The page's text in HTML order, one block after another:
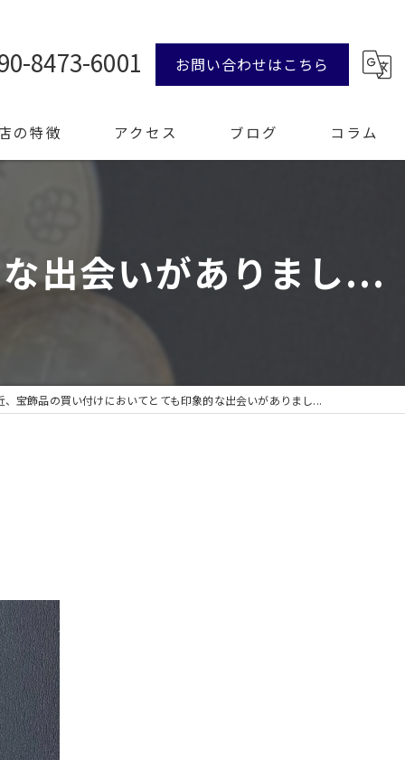
8473-6001 お問い合わせはこちら
の特徴 アクセス ブログ コラム
出会いがありまし...
、宝飾品の買い付けにおいてとても印象的な出会いがありまし...